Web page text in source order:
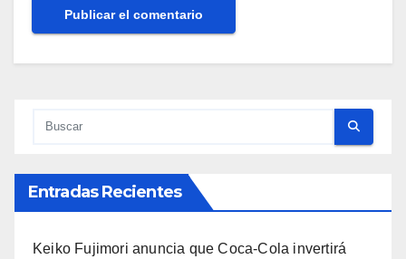
Entradas Recientes
Keiko Fujimori anuncia que Coca-Cola invertirá